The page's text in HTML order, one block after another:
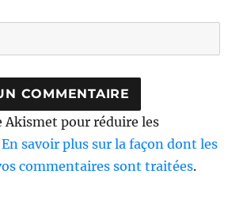
Akismet pour réduire les
En savoir plus sur la façon dont les
commentaires sont traitées.